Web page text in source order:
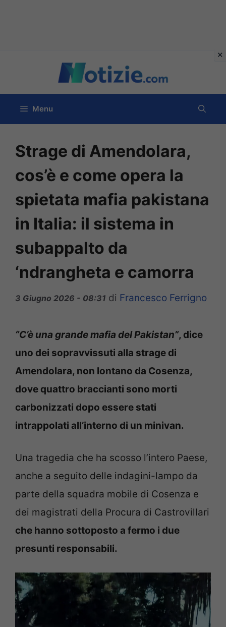
contenuto
Menu
Strage di Amendolara,
cos’è e come opera la
spietata mafia pakistana
in Italia: il sistema in
subappalto da
‘ndrangheta e camorra
3 Giugno 2026 - 08:31 di Francesco Ferrigno
“C’è una grande mafia del Pakistan”, dice
uno dei sopravvissuti alla strage di
Amendolara, non lontano da Cosenza,
dove quattro braccianti sono morti
carbonizzati dopo essere stati
intrappolati all’interno di un minivan.
Una tragedia che ha scosso l’intero Paese,
anche a seguito delle indagini-lampo da
parte della squadra mobile di Cosenza e
dei magistrati della Procura di Castrovillari
che hanno sottoposto a fermo i due
presunti responsabili.